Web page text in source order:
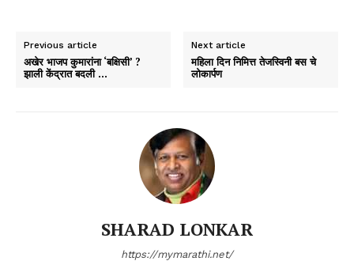
Previous article
अखेर भाजप कुमारांना ‘बक्षिसी’ ?
झाली केंद्रात बदली …
Next article
महिला दिन निमित्त तेजस्विनी बस चे
लोकार्पण
SHARAD LONKAR
https://mymarathi.net/